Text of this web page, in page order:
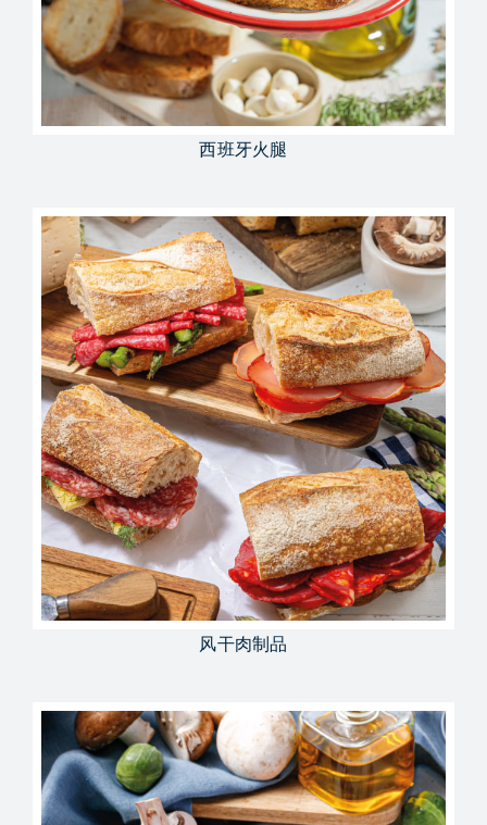
西班牙火腿
风干肉制品